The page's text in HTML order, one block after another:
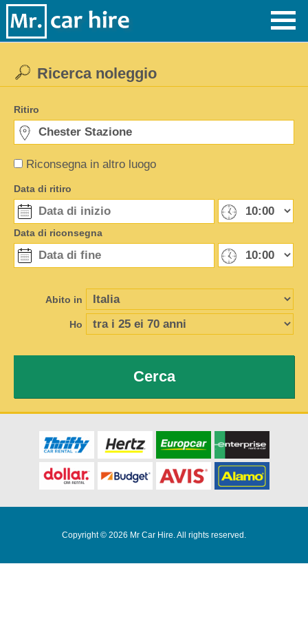
Riconsegna in altro luogo
Ricerca noleggio
Ritiro
Data di ritiro
Data di riconsegna
Abito in
Ho
Cerca
Copyright © 2026 Mr Car Hire. All rights reserved.